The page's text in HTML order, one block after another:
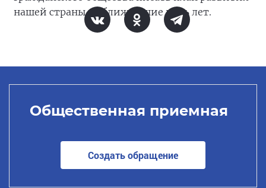
нашей страны на ближайшие пять лет.
Общественная приемная
Создать обращение